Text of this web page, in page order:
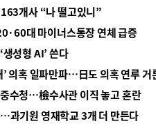
개사 “나 떨고있니”
대 마이너스통장 연체 급증
성형 AI’ 쓴다
수청…檢수사관 이직 놓고 혼란
과기원 영재학교 3개 더 만든다